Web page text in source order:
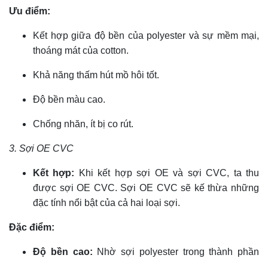
Ưu điểm:
Kết hợp giữa độ bền của polyester và sự mềm mại,
thoáng mát của cotton.
Khả năng thấm hút mồ hôi tốt.
Độ bền màu cao.
Chống nhăn, ít bị co rút.
3. Sợi OE CVC
Kết hợp: Khi kết hợp sợi OE và sợi CVC, ta thu
được sợi OE CVC. Sợi OE CVC sẽ kế thừa những
đặc tính nổi bật của cả hai loại sợi.
Đặc điểm:
Độ bền cao: Nhờ sợi polyester trong thành phần